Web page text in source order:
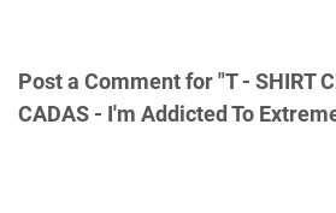
Post a Comment for "T - SHIRT
CADAS - I'm Addicted To